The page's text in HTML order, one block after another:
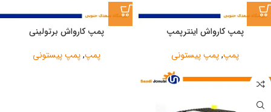
پمپ کارواش اینترپمپ
پمپ,پمپ پیستونی
پمپ کارواش برتولینی
پمپ,پمپ پیستونی